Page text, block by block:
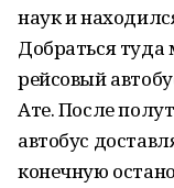
наук и
Добраться туда
рейсовый
Ате. После
автобус
конечную